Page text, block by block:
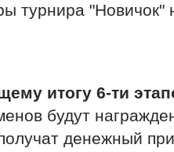
турнира
итогу 6-ти
будут
денежный